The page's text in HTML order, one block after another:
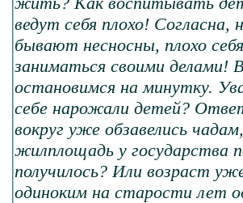
ведут себя плохо! Согласна,
бывают несносны, плохо
заниматься своими
остановимся на минутку.
себе нарожали детей?
вокруг уже обзавелись
жилплощадь у государства
получилось? Или возраст
одиноким на старости лет